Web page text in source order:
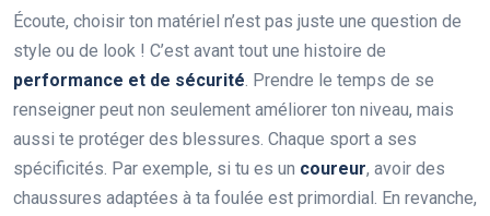
Écoute, choisir ton matériel n’est pas juste une question de
style ou de look ! C’est avant tout une histoire de
performance et de sécurité. Prendre le temps de se
renseigner peut non seulement améliorer ton niveau, mais
aussi te protéger des blessures. Chaque sport a ses
spécificités. Par exemple, si tu es un coureur, avoir des
chaussures adaptées à ta foulée est primordial. En revanche,